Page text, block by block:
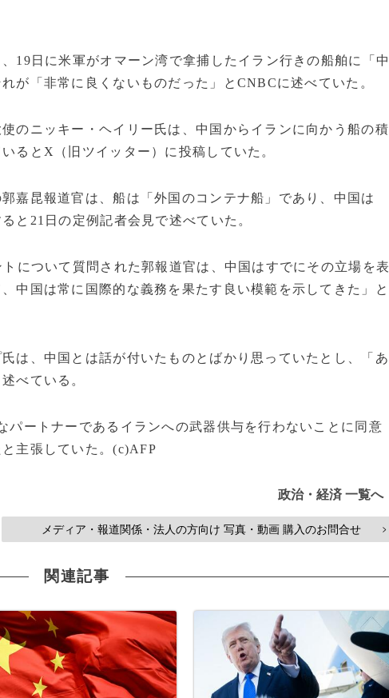
19日に米軍がオマーン湾で拿捕したイラン行きの船舶に「中
が「非常に良くないものだった」とCNBCに述べていた。
のニッキー・ヘイリー氏は、中国からイランに向かう船の積
るとX（旧ツイッター）に投稿していた。
嘉昆報道官は、船は「外国のコンテナ船」であり、中国は
と21日の定例記者会見で述べていた。
について質問された郭報道官は、中国はすでにその立場を表
中国は常に国際的な義務を果たす良い模範を示してきた」と
は、中国とは話が付いたものとばかり思っていたとし、「あ
べている。
パートナーであるイランへの武器供与を行わないことに同意
主張していた。(c)AFP
政治・経済 一覧へ
メディア・報道関係・法人の方向け 写真・動画 購入のお問合せ >
関連記事